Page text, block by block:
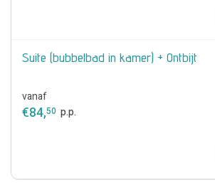
Suite (bubbelbad in kamer) + Ontbijt
vanaf
€84,50 p.p.